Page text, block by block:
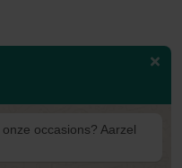
occasions? Aarzel